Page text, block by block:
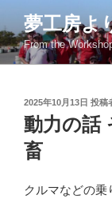
ン
テ
ン
夢工房よ
From the
投
稿
日:
2025年10月13日 投稿
動力の話
畜
クルマなどの乗